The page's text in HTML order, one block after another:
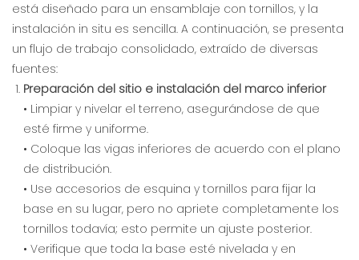
está diseñado para un ensamblaje con tornillos, y la
instalación in situ es sencilla. A continuación, se presenta
un flujo de trabajo consolidado, extraído de diversas
fuentes:
Preparación del sitio e instalación del marco inferior
• Limpiar y nivelar el terreno, asegurándose de que
esté firme y uniforme.
• Coloque las vigas inferiores de acuerdo con el plano
de distribución.
• Use accesorios de esquina y tornillos para fijar la
base en su lugar, pero no apriete completamente los
tornillos todavía; esto permite un ajuste posterior.
• Verifique que toda la base esté nivelada y en